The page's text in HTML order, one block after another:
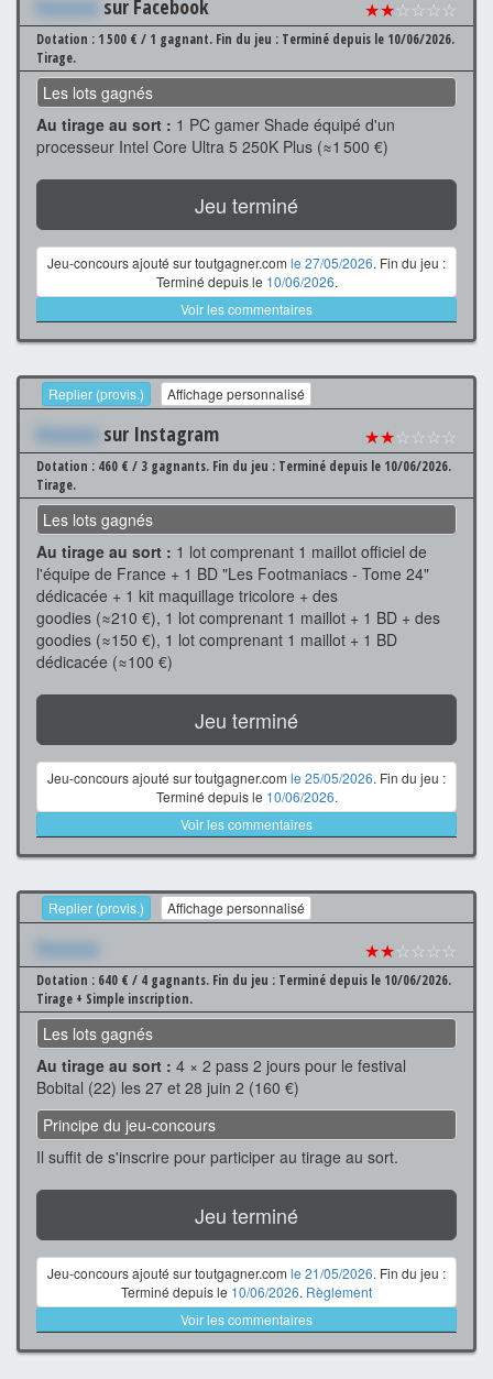
sur Facebook ★★☆☆☆☆
Dotation : 1 500 € / 1 gagnant. Fin du jeu : Terminé depuis le 10/06/2026.
Tirage.
Les lots gagnés
Au tirage au sort : 1 PC gamer Shade équipé d'un
processeur Intel Core Ultra 5 250K Plus (≈1 500 €)
Jeu terminé
Jeu-concours ajouté sur toutgagner.com le 27/05/2026. Fin du jeu :
Terminé depuis le 10/06/2026.
Voir les commentaires
Replier (provis.) Affichage personnalisé
Xxxxxxx sur Instagram ★★☆☆☆☆
Dotation : 460 € / 3 gagnants. Fin du jeu : Terminé depuis le 10/06/2026.
Tirage.
Les lots gagnés
Au tirage au sort : 1 lot comprenant 1 maillot officiel de
l'équipe de France + 1 BD "Les Footmaniacs - Tome 24"
dédicacée + 1 kit maquillage tricolore + des
goodies (≈210 €), 1 lot comprenant 1 maillot + 1 BD + des
goodies (≈150 €), 1 lot comprenant 1 maillot + 1 BD
dédicacée (≈100 €)
Jeu terminé
Jeu-concours ajouté sur toutgagner.com le 25/05/2026. Fin du jeu :
Terminé depuis le 10/06/2026.
Voir les commentaires
Replier (provis.) Affichage personnalisé
Xxxxxxx ★★☆☆☆☆
Dotation : 640 € / 4 gagnants. Fin du jeu : Terminé depuis le 10/06/2026.
Tirage + Simple inscription.
Les lots gagnés
Au tirage au sort : 4 × 2 pass 2 jours pour le festival
Bobital (22) les 27 et 28 juin 2 (160 €)
Principe du jeu-concours
Il suffit de s'inscrire pour participer au tirage au sort.
Jeu terminé
Jeu-concours ajouté sur toutgagner.com le 21/05/2026. Fin du jeu :
Terminé depuis le 10/06/2026. Règlement
Voir les commentaires